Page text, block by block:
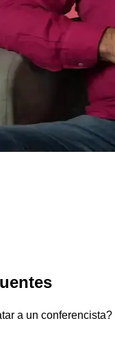
a un conferencista?